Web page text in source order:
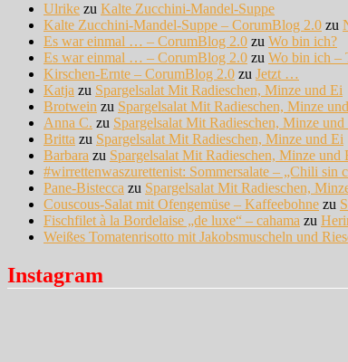
Ulrike zu Kalte Zucchini-Mandel-Suppe
Kalte Zucchini-Mandel-Suppe – CorumBlog 2.0 zu
Es war einmal … – CorumBlog 2.0 zu Wo bin ich?
Es war einmal … – CorumBlog 2.0 zu Wo bin ich –
Kirschen-Ernte – CorumBlog 2.0 zu Jetzt …
Katja zu Spargelsalat Mit Radieschen, Minze und Ei
Brotwein zu Spargelsalat Mit Radieschen, Minze
Anna C. zu Spargelsalat Mit Radieschen, Minze
Britta zu Spargelsalat Mit Radieschen, Minze und Ei
Barbara zu Spargelsalat Mit Radieschen, Minze und
#wirrettenwaszurettenist: Sommersalate – „Chili sin
Pane-Bistecca zu Spargelsalat Mit Radieschen,
Couscous-Salat mit Ofengemüse – Kaffeebohne zu
Fischfilet à la Bordelaise „de luxe“ – cahama zu
Weißes Tomatenrisotto mit Jakobsmuscheln und
Instagram